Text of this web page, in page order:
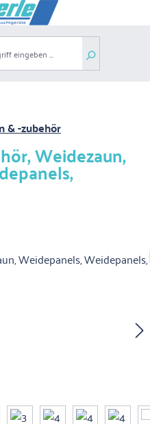
enthält 0 Positionen. Der
& -zubehör
Weidezaun,